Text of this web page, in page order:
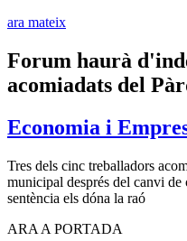
ara mateix
Forum haurà
acomiadats del
Economia i
Tres dels cinc treballadors
municipal després del canvi de
sentència els dóna la raó
ARA A PORTADA